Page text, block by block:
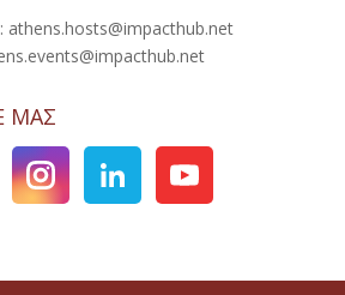
athens.hosts@impacthub.net
ΜΑΣ